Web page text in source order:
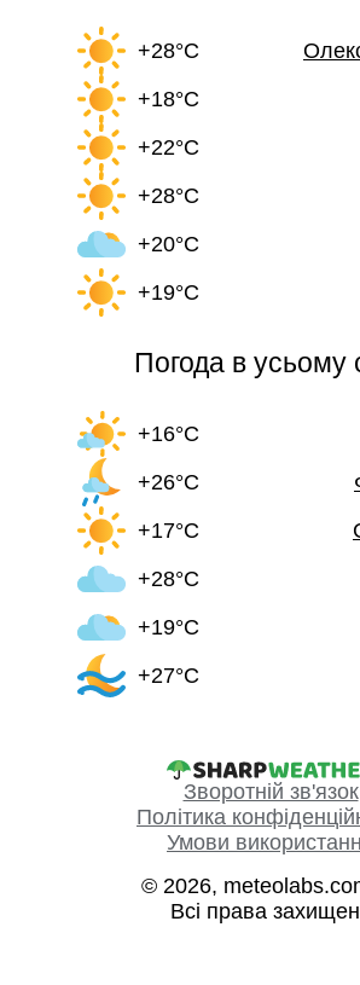
+28°C
+18°C
+22°C
+28°C
+20°C
+19°C
Погода в усьому
+16°C
+26°C
+17°C
+28°C
+19°C
+27°C
Зворотній зв'язок
Політика
Умови
© 2026,
Всі права